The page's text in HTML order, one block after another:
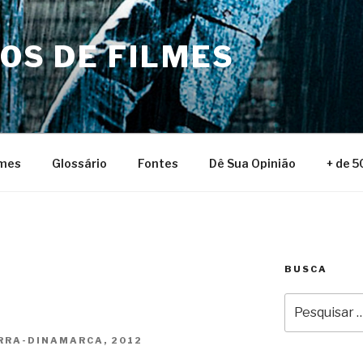
DE FILMES
Glossário Fontes Dê Sua Opinião + de
DINAMARCA, 2012
BUSCA
por: